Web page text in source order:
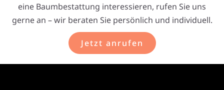
eine Baumbestattung interessieren, rufen Sie uns
gerne an – wir beraten Sie persönlich und individuell.
Jetzt anrufen